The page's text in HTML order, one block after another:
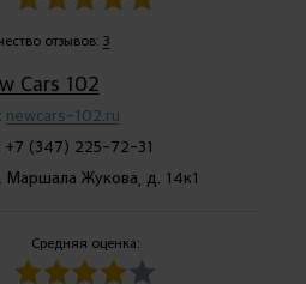
отзывов: 3
Cars 102
newcars-102.ru
+7 (347) 225-72-31
Маршала Жукова, д. 14к1
Средняя оценка: